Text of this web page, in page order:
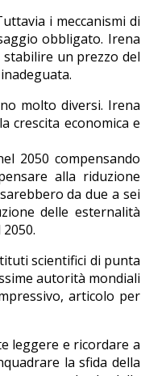
i meccanismi di
obbligato. Irena
un prezzo del
molto diversi. Irena
crescita economica e
2050 compensando
alla riduzione
da due a sei
delle esternalità
scientifici di punta
autorità mondiali
articolo per
leggere e ricordare a
la sfida della